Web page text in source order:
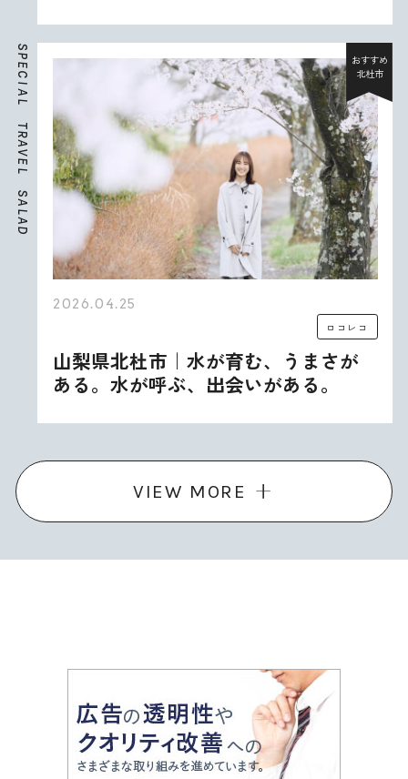
S
P
E
C
I
A
L
T
R
A
V
E
L
S
A
L
A
D
おすすめ
北杜市
2026.04.25
ロコレコ
山梨県北杜市｜水が育む、うまさが
ある。水が呼ぶ、出会いがある。
VIEW MORE